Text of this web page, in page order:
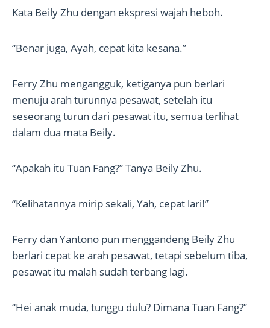
Kata Beily Zhu dengan ekspresi wajah heboh.
“Benar juga, Ayah, cepat kita kesana.”
Ferry Zhu mengangguk, ketiganya pun berlari
menuju arah turunnya pesawat, setelah itu
seseorang turun dari pesawat itu, semua terlihat
dalam dua mata Beily.
“Apakah itu Tuan Fang?” Tanya Beily Zhu.
“Kelihatannya mirip sekali, Yah, cepat lari!”
Ferry dan Yantono pun menggandeng Beily Zhu
berlari cepat ke arah pesawat, tetapi sebelum tiba,
pesawat itu malah sudah terbang lagi.
“Hei anak muda, tunggu dulu? Dimana Tuan Fang?”